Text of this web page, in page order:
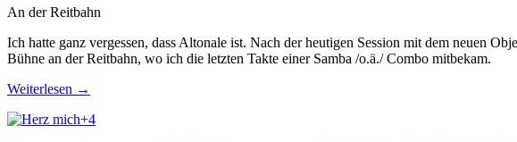
An der Reitbahn
Ich hatte ganz vergessen, dass Altonale ist. Nach der heutigen Session mit dem neuen
Bühne an der Reitbahn, wo ich die letzten Takte einer Samba /o.ä./ Combo mitbekam.
Weiterlesen →
+4